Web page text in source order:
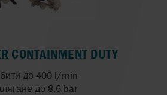
CONTAINMENT DUTY
до 400 l/min
до 8,6 bar